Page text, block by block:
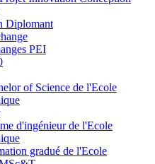
Diplomant
PEI
of Science de l'Ecole
d'ingénieur de l'Ecole
gradué de l'Ecole